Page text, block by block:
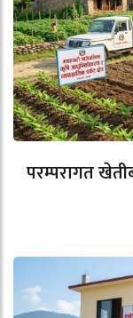
परम्परागत